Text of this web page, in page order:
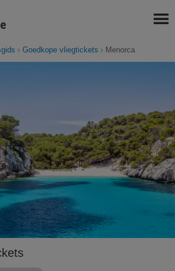
Goedkope vliegtickets Menorca